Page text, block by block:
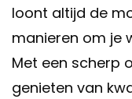
loont altijd de
manieren om je
Met een scherp
genieten van